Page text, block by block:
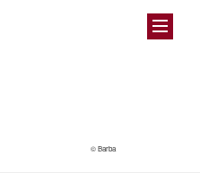
© Barba